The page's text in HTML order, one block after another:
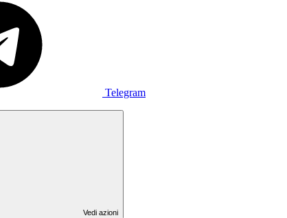
Telegram
Vedi azioni